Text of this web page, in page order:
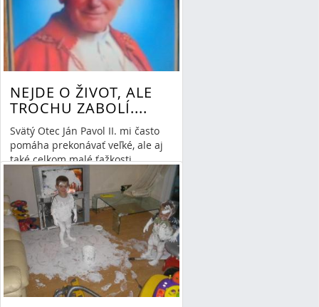
By Mária-Irma Danieliszová
04/12/14 18:26 2 Comments
hrdinstvo
všedného dňa
NEJDE O ŽIVOT, ALE
TROCHU ZABOLÍ....
Svätý Otec Ján Pavol II. mi často
pomáha prekonávať veľké, ale aj
také celkom malé ťažkosti....
Read More»
By Mária-Irma Danieliszová
22/10/14 21:03 0 Comments